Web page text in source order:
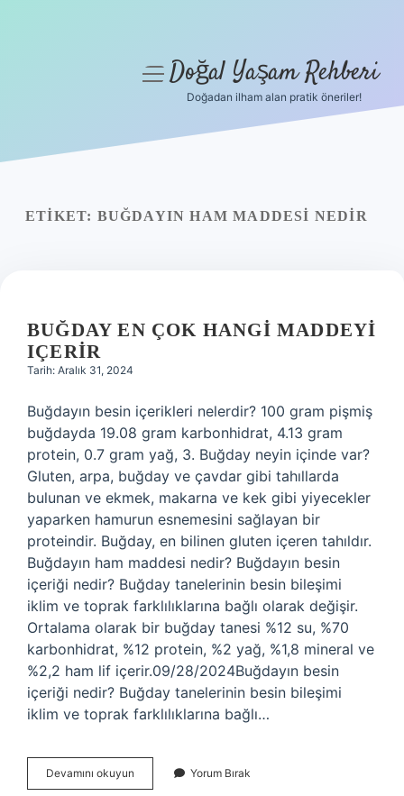
Yasal Uyarı
menüyüDoğal Yaşam Rehberi
Doğadan ilham alan pratik öneriler!
ETIKET: BUĞDAYIN HAM MADDESI NEDIR
BUĞDAY EN ÇOK HANGI MADDEYI
IÇERIR
Tarih: Aralık 31, 2024
Buğdayın besin içerikleri nelerdir? 100 gram pişmiş
buğdayda 19.08 gram karbonhidrat, 4.13 gram
protein, 0.7 gram yağ, 3. Buğday neyin içinde var?
Gluten, arpa, buğday ve çavdar gibi tahıllarda
bulunan ve ekmek, makarna ve kek gibi yiyecekler
yaparken hamurun esnemesini sağlayan bir
proteindir. Buğday, en bilinen gluten içeren tahıldır.
Buğdayın ham maddesi nedir? Buğdayın besin
içeriği nedir? Buğday tanelerinin besin bileşimi
iklim ve toprak farklılıklarına bağlı olarak değişir.
Ortalama olarak bir buğday tanesi %12 su, %70
karbonhidrat, %12 protein, %2 yağ, %1,8 mineral ve
%2,2 ham lif içerir.09/28/2024Buğdayın besin
içeriği nedir? Buğday tanelerinin besin bileşimi
iklim ve toprak farklılıklarına bağlı…
Devamını okuyun
En
Yorum Bırak